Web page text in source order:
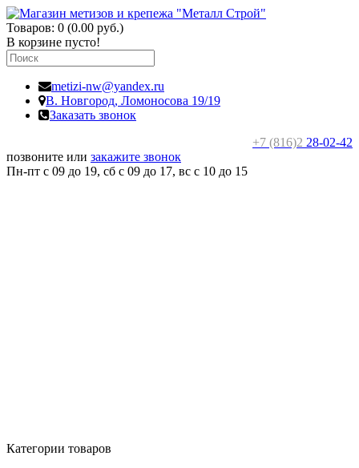
Товаров: 0 (0.00 руб.)
В корзине пусто!
metizi-nw@yandex.ru
В. Новгород, Ломоносова 19/19
Заказать звонок
+7 (816)2 28-02-42
позвоните или закажите звонок
Пн-пт с 09 до 19, сб с 09 до 17, вс c 10 до 15
Категории товаров